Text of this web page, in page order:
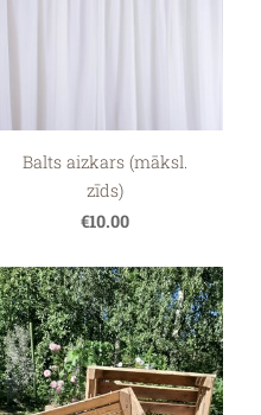
Balts aizkars (māksl.
zīds)
€10.00